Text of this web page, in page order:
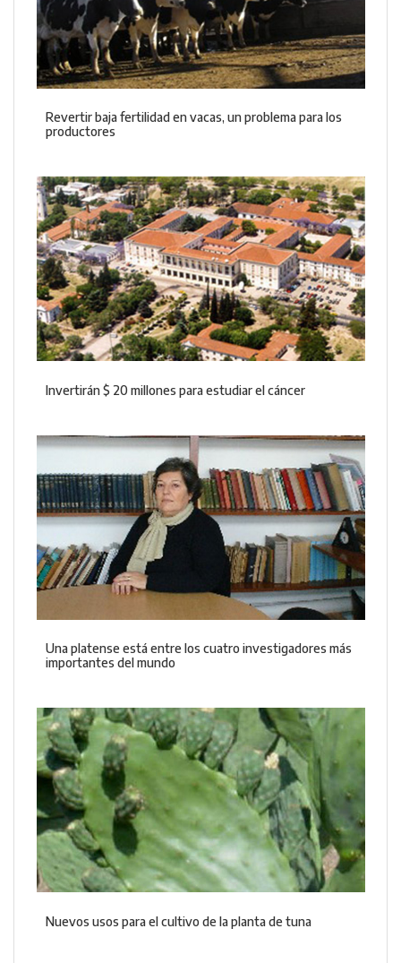
Revertir baja fertilidad en vacas, un problema para los
productores
Invertirán $ 20 millones para estudiar el cáncer
Una platense está entre los cuatro investigadores más
importantes del mundo
Nuevos usos para el cultivo de la planta de tuna